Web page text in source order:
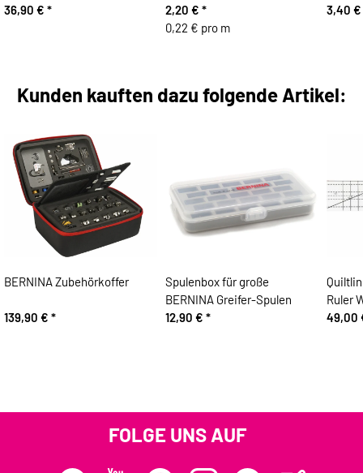
36,90 € *
2,20 € *
0,22 € pro m
3,40 €
Kunden kauften dazu folgende Artikel:
BERNINA Zubehörkoffer
139,90 € *
Spulenbox für große
BERNINA Greifer-Spulen
12,90 € *
Ruler
49,00
FOLGE UNS AUF